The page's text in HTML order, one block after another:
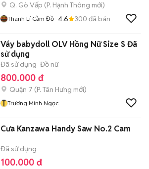
Q. Gò Vấp (P. Hạnh Thông mới)
Thanh Lí Cầm Đồ 4.6 300 đã bán
Váy babydoll OLV Hồng Nữ Size S Đã
sử dụng
Đã sử dụng Đồ nữ
800.000 đ
Quận 7 (P. Tân Hưng mới)
T Trương Minh Ngọc
Cưa Kanzawa Handy Saw No.2 Cam
Đã sử dụng
100.000 đ